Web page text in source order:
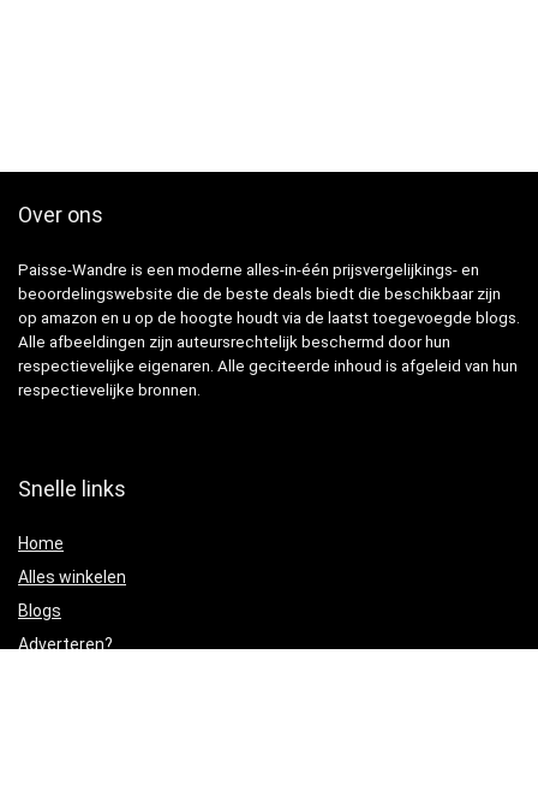
Over ons
Paisse-Wandre is een moderne alles-in-één prijsvergelijkings- en
beoordelingswebsite die de beste deals biedt die beschikbaar zijn
op amazon en u op de hoogte houdt via de laatst toegevoegde blogs.
Alle afbeeldingen zijn auteursrechtelijk beschermd door hun
respectievelijke eigenaren. Alle geciteerde inhoud is afgeleid van hun
respectievelijke bronnen.
Snelle links
Home
Alles winkelen
Blogs
Adverteren?